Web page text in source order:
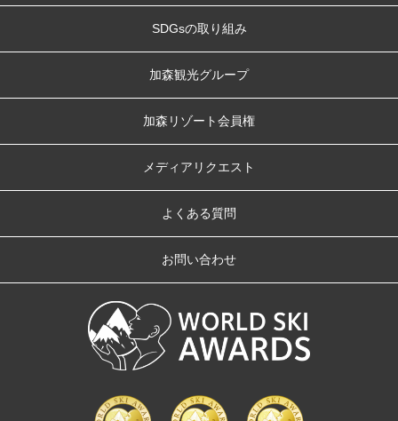
SDGsの取り組み
加森観光グループ
加森リゾート会員権
メディアリクエスト
よくある質問
お問い合わせ